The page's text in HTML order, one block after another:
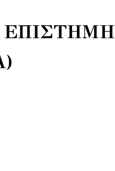
ΕΠΙΣΤΗΜΗ